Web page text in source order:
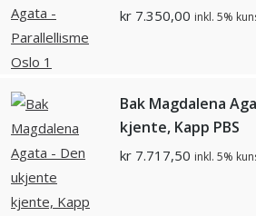
kr 7.350,00 inkl. 5%
Bak Magdalena
kjente, Kapp PBS
kr 7.717,50 inkl. 5%